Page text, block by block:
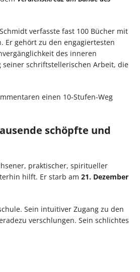
verfasste fast 100 Bücher mit
Er gehört zu den engagiertesten
des inneren
schriftstellerischen Arbeit, die
einen 10-Stufen-Weg
schöpfte und
praktischer, spiritueller
hilft. Er starb am 21. Dezember
Sein intuitiver Zugang zu den
verschlungen. Sein schlichtes